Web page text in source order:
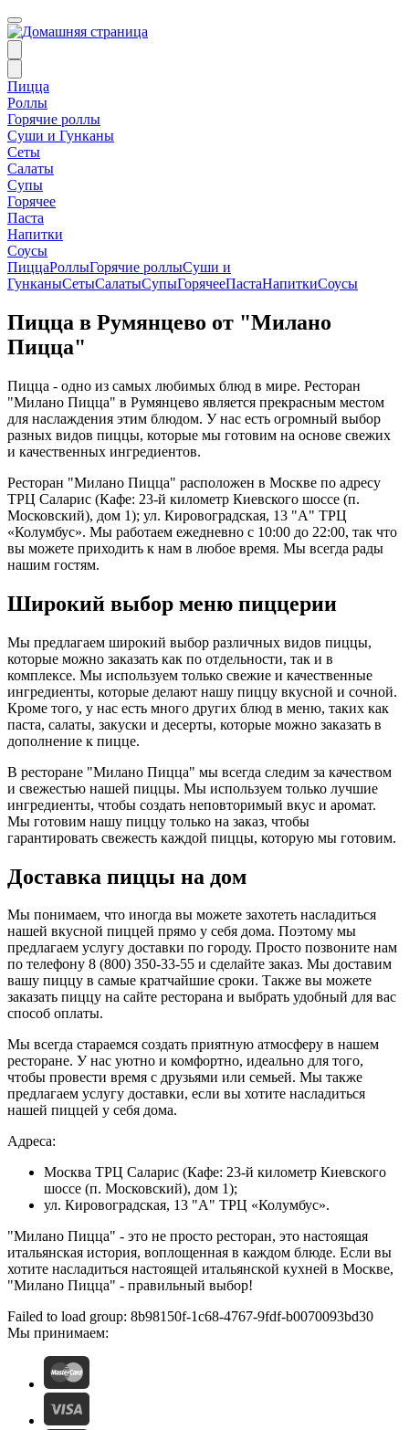
Пицца
Роллы
Горячие роллы
Суши и Гунканы
Сеты
Салаты
Супы
Горячее
Паста
Напитки
Соусы
ПиццаРоллыГорячие роллыСуши и
ГунканыСетыСалатыСупыГорячееПастаНапиткиСоусы
Пицца в Румянцево от "Милано
Пицца"
Пицца - одно из самых любимых блюд в мире. Ресторан
"Милано Пицца" в Румянцево является прекрасным местом
для наслаждения этим блюдом. У нас есть огромный выбор
разных видов пиццы, которые мы готовим на основе свежих
и качественных ингредиентов.
Ресторан "Милано Пицца" расположен в Москве по адресу
ТРЦ Саларис (Кафе: 23-й километр Киевского шоссе (п.
Московский), дом 1); ул. Кировоградская, 13 "А" ТРЦ
«Колумбус». Мы работаем ежедневно с 10:00 до 22:00, так что
вы можете приходить к нам в любое время. Мы всегда рады
нашим гостям.
Широкий выбор меню пиццерии
Мы предлагаем широкий выбор различных видов пиццы,
которые можно заказать как по отдельности, так и в
комплексе. Мы используем только свежие и качественные
ингредиенты, которые делают нашу пиццу вкусной и сочной.
Кроме того, у нас есть много других блюд в меню, таких как
паста, салаты, закуски и десерты, которые можно заказать в
дополнение к пицце.
В ресторане "Милано Пицца" мы всегда следим за качеством
и свежестью нашей пиццы. Мы используем только лучшие
ингредиенты, чтобы создать неповторимый вкус и аромат.
Мы готовим нашу пиццу только на заказ, чтобы
гарантировать свежесть каждой пиццы, которую мы готовим.
Доставка пиццы на дом
Мы понимаем, что иногда вы можете захотеть насладиться
нашей вкусной пиццей прямо у себя дома. Поэтому мы
предлагаем услугу доставки по городу. Просто позвоните нам
по телефону 8 (800) 350-33-55 и сделайте заказ. Мы доставим
вашу пиццу в самые кратчайшие сроки. Также вы можете
заказать пиццу на сайте ресторана и выбрать удобный для вас
способ оплаты.
Мы всегда стараемся создать приятную атмосферу в нашем
ресторане. У нас уютно и комфортно, идеально для того,
чтобы провести время с друзьями или семьей. Мы также
предлагаем услугу доставки, если вы хотите насладиться
нашей пиццей у себя дома.
Адреса:
Москва ТРЦ Саларис (Кафе: 23-й километр Киевского
шоссе (п. Московский), дом 1);
ул. Кировоградская, 13 "А" ТРЦ «Колумбус».
"Милано Пицца" - это не просто ресторан, это настоящая
итальянская история, воплощенная в каждом блюде. Если вы
хотите насладиться настоящей итальянской кухней в Москве,
"Милано Пицца" - правильный выбор!
Failed to load group: 8b98150f-1c68-4767-9fdf-b0070093bd30
Мы принимаем: